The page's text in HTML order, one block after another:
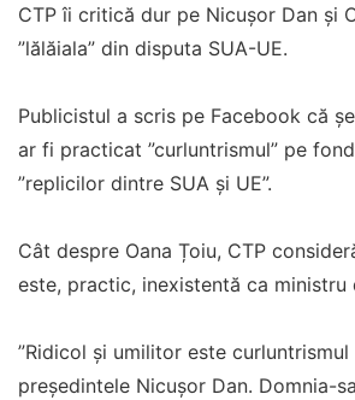
CTP îi critică dur pe Nicușor Dan și
”lălăiala” din disputa SUA-UE.
Publicistul a scris pe Facebook că
ar fi practicat ”curluntrismul” pe
”replicilor dintre SUA și UE”.
Cât despre Oana Țoiu, CTP
este, practic, inexistentă ca ministru
”Ridicol și umilitor este
președintele Nicușor Dan. Domnia-